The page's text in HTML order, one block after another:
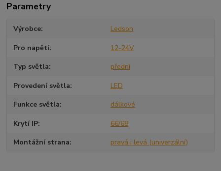
Parametry
Výrobce Ledson
Pro napětí 12-24V
Typ světla přední
Provedení světla LED
Funkce světla dálkové
Krytí IP 66/68
Montážní strana pravá i levá (univerzální)